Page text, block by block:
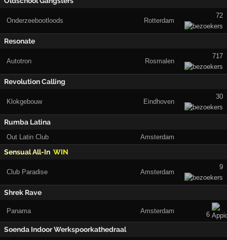
Onderzeebootloods Rotterdam
72
Resonate
Autotron Rosmalen
717
Revolution Calling
Klokgebouw Eindhoven
30
Rumba Latina
Out Latin Club Amsterdam
Sensual All-In WIN
Club Paradise Amsterdam
9
Shrek Rave
Panama Amsterdam 6
Soenda Indoor Werkspoorkathedraal